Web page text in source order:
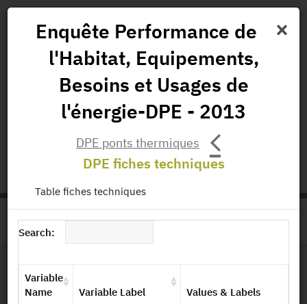
Projects Data
All Publications
Governance and Missions
EN | FR
HOME > PRODUCT PAGE
File Layout
×
Enquête Performance de
l'Habitat, Equipements,
Besoins et Usages de
l'énergie-DPE - 2013
DPE ponts thermiques
DPE fiches techniques
Table fiches techniques
Search:
Variable
Name
Variable Label Values & Labels